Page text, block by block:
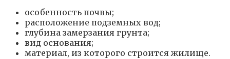
особенность почвы;
расположение подземных вод;
глубина замерзания грунта;
вид основания;
материал, из которого строится жилище.